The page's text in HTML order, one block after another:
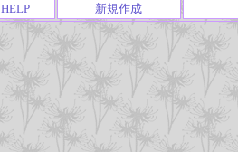
HELP 新規作成